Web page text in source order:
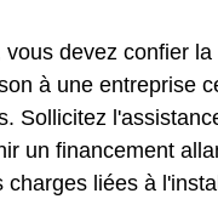
vous devez confier
à une entreprise
Sollicitez
un financement
charges liées à